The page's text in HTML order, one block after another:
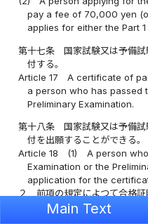
pay a fee of 70,000 yen
applies for either the Part
第十七条
国家試験又は予備
付する。
Article 17
A certificate of
a person who has passed
Preliminary Examination.
第十八条
国家試験又は予備
付を出願することができる。
Article 18
(1)
A person
Examination or the
application for the
２
前項の規定によつて合格
として二千九百五十円を納
Main Text